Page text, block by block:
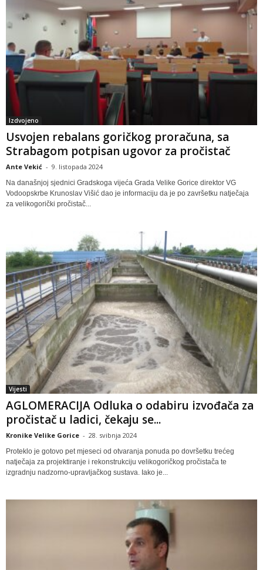
Izdvojeno
Usvojen rebalans goričkog proračuna, sa
Strabagom potpisan ugovor za pročistač
Ante Vekić - 9. listopada 2024
Na današnjoj sjednici Gradskoga vijeća Grada Velike Gorice direktor VG
Vodoopskrbe Krunoslav Višić dao je informaciju da je po završetku natječaja
za velikogorički pročistač...
Vijesti
AGLOMERACIJA Odluka o odabiru izvođača za
pročistač u ladici, čekaju se...
Kronike Velike Gorice - 28. svibnja 2024
Proteklo je gotovo pet mjeseci od otvaranja ponuda po dovršetku trećeg
natječaja za projektiranje i rekonstrukciju velikogoričkog pročistača te
izgradnju nadzorno-upravljačkog sustava. Iako je...